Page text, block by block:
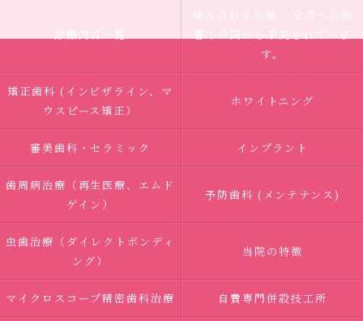
診療内容一覧
噛み合わせ治療 ｜全身への影
響｜全国から来院されていま
す。
矯正歯科 (インビザライン、マ
ウスピース矯正）
ホワイトニング
審美歯科・セラミック インプラント
歯周病治療（再生医療、エムド
ゲイン）
予防歯科 (メンテナンス)
虫歯治療（ダイレクトボンディ
ング）
当院の特徴
マイクロスコープ精密歯科治療 自費専門併設技工所